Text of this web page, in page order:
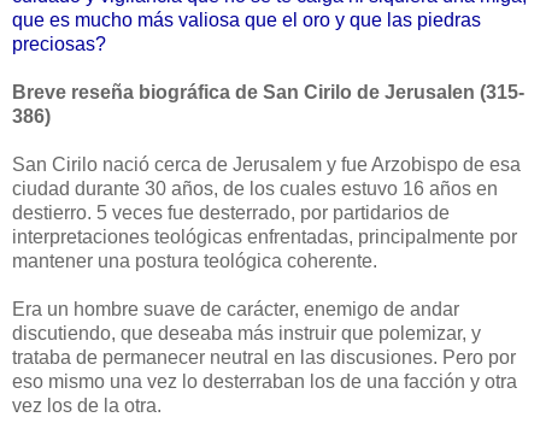
que es mucho más valiosa que el oro y que las piedras
preciosas?
Breve reseña biográfica de San Cirilo de Jerusalen (315-
386)
San Cirilo nació cerca de Jerusalem y fue Arzobispo de esa
ciudad durante 30 años, de los cuales estuvo 16 años en
destierro. 5 veces fue desterrado, por partidarios de
interpretaciones teológicas enfrentadas, principalmente por
mantener una postura teológica coherente.
Era un hombre suave de carácter, enemigo de andar
discutiendo, que deseaba más instruir que polemizar, y
trataba de permanecer neutral en las discusiones. Pero por
eso mismo una vez lo desterraban los de una facción y otra
vez los de la otra.